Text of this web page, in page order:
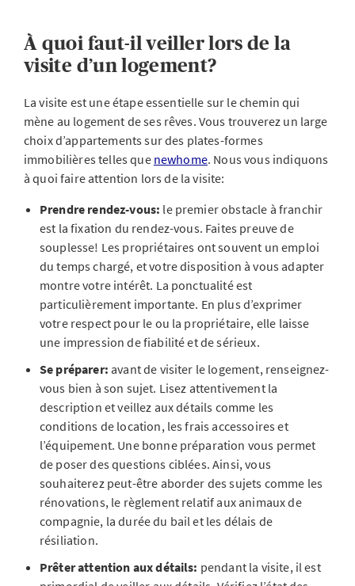
À quoi faut-il veiller lors de la
visite d’un logement?
La visite est une étape essentielle sur le chemin qui
mène au logement de ses rêves. Vous trouverez un large
choix d’appartements sur des plates-formes
immobilières telles que newhome. Nous vous indiquons
à quoi faire attention lors de la visite:
Prendre rendez-vous: le premier obstacle à franchir
est la fixation du rendez-vous. Faites preuve de
souplesse! Les propriétaires ont souvent un emploi
du temps chargé, et votre disposition à vous adapter
montre votre intérêt. La ponctualité est
particulièrement importante. En plus d’exprimer
votre respect pour le ou la propriétaire, elle laisse
une impression de fiabilité et de sérieux.
Se préparer:avant de visiter le logement, renseignez-
vous bien à son sujet. Lisez attentivement la
description et veillez aux détails comme les
conditions de location, les frais accessoires et
l’équipement. Une bonne préparation vous permet
de poser des questions ciblées. Ainsi, vous
souhaiterez peut-être aborder des sujets comme les
rénovations, le règlement relatif aux animaux de
compagnie, la durée du bail et les délais de
résiliation.
Prêter attention aux détails: pendant la visite, il est